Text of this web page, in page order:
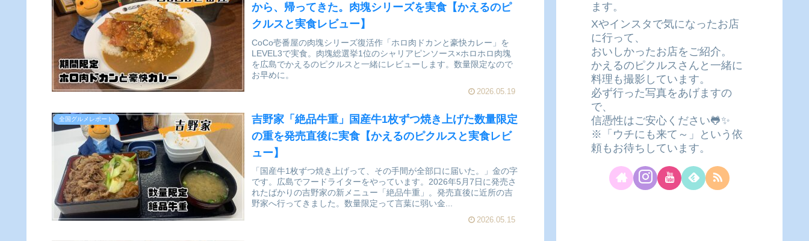
から、帰ってきた。肉塊シリーズを実食【かえるのピ
クルスと実食レビュー】
CoCo壱番屋の肉塊シリーズ復活作「ホロ肉ドカンと豪快カレー」を
LEVEL3で実食。肉塊総選挙1位のシャリアピンソース×ホロホロ肉塊
を広島でかえるのピクルスと一緒にレビューします。数量限定なので
お早めに。
2026.05.19
全国グルメレポート
吉野家「絶品牛重」国産牛1枚ずつ焼き上げた数量限定
の重を発売直後に実食【かえるのピクルスと実食レビ
ュー】
「国産牛1枚ずつ焼き上げって、その手間が全部口に届いた。」金の字
です。広島でフードライターをやっています。2026年5月7日に発売さ
れたばかりの吉野家の新メニュー「絶品牛重」。発売直後に近所の吉
野家へ行ってきました。数量限定って言葉に弱い金...
2026.05.15
ます。
Xやインスタで気になったお店
に行って、
おいしかったお店をご紹介。
かえるのピクルスさんと一緒に
料理も撮影しています。
必ず行った写真をあげますの
で、
信憑性はご安心ください🐸✨
※「ウチにも来て～」という依
頼もお待ちしています。